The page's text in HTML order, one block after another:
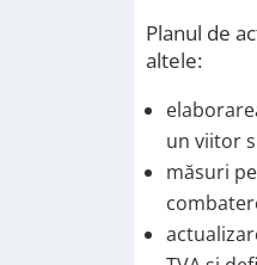
Planul de
altele:
un viitor
măsuri